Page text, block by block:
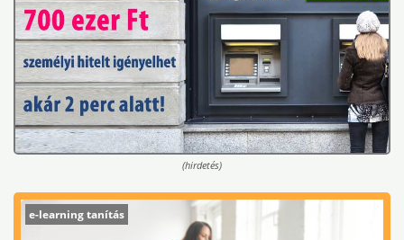
(hirdetés)
e-learning tanítás